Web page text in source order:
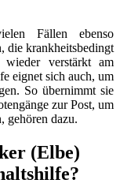
Fällen ebenso
die krankheitsbedingt
wieder verstärkt am
eignet sich auch, um
So übernimmt sie
zur Post, um
gehören dazu.
(Elbe)